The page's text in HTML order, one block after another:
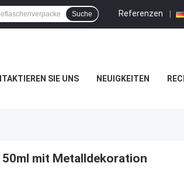
Referenzen |
Suche
SIE UNS NEUIGKEITEN
mit Metalldekoration